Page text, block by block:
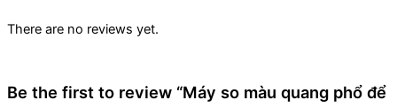
There are no reviews yet.
Be the first to review “Máy so màu quang phổ để